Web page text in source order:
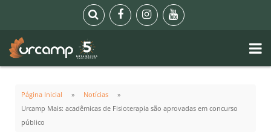
Página Inicial
Notícias
Urcamp Mais: acadêmicas de Fisioterapia são aprovadas em concurso
público